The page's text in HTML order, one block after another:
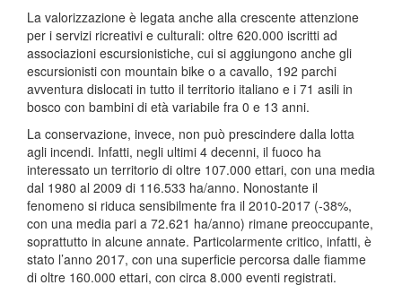
La valorizzazione è legata anche alla crescente attenzione
per i servizi ricreativi e culturali: oltre 620.000 iscritti ad
associazioni escursionistiche, cui si aggiungono anche gli
escursionisti con mountain bike o a cavallo, 192 parchi
avventura dislocati in tutto il territorio italiano e i 71 asili in
bosco con bambini di età variabile fra 0 e 13 anni.
La conservazione, invece, non può prescindere dalla lotta
agli incendi. Infatti, negli ultimi 4 decenni, il fuoco ha
interessato un territorio di oltre 107.000 ettari, con una media
dal 1980 al 2009 di 116.533 ha/anno. Nonostante il
fenomeno si riduca sensibilmente fra il 2010-2017 (-38%,
con una media pari a 72.621 ha/anno) rimane preoccupante,
soprattutto in alcune annate. Particolarmente critico, infatti, è
stato l’anno 2017, con una superficie percorsa dalle fiamme
di oltre 160.000 ettari, con circa 8.000 eventi registrati.